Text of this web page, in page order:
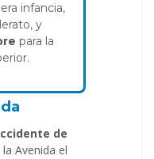
infancia,
y
para la
de
Avenida el